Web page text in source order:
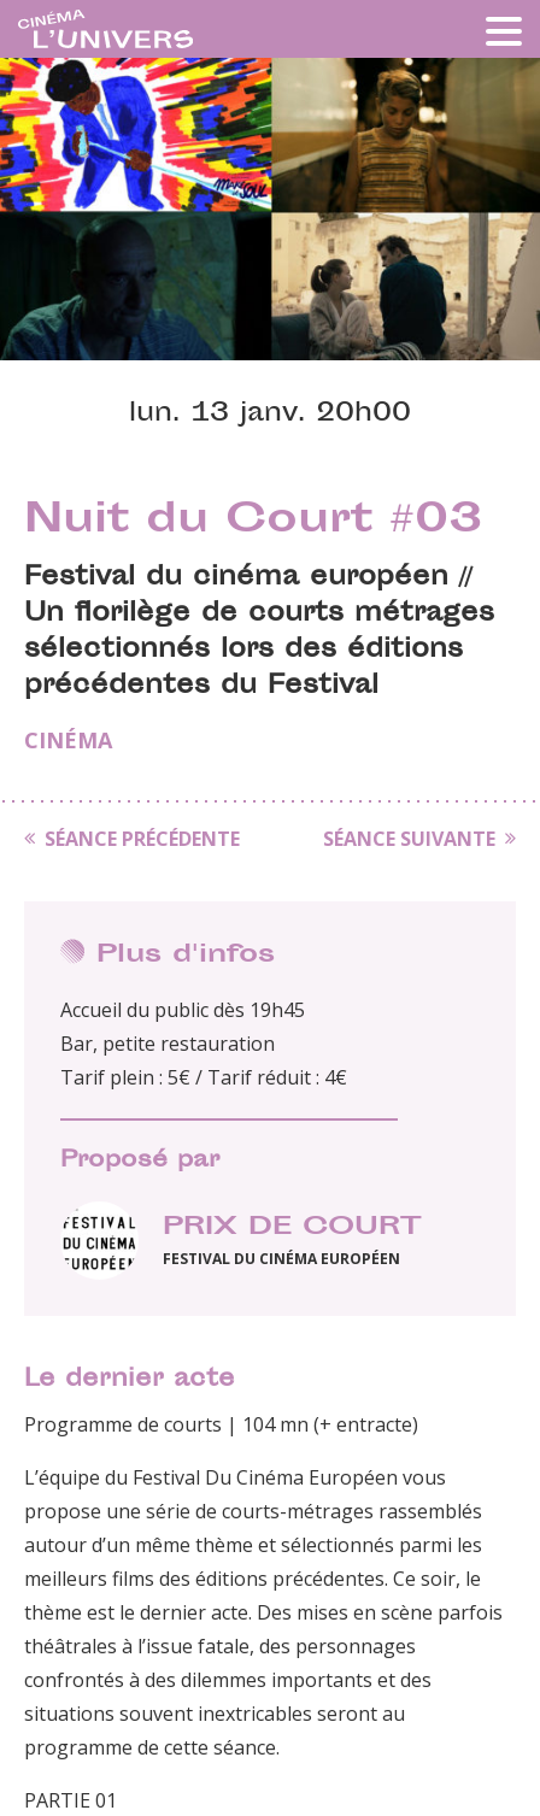
lun. 13 janv. 20h00
Nuit du Court #03
Festival du cinéma européen //
Un florilège de courts métrages
sélectionnés lors des éditions
précédentes du Festival
CINÉMA
SÉANCE PRÉCÉDENTE SÉANCE SUIVANTE
Plus d'infos
Accueil du public dès 19h45
Bar, petite restauration
Tarif plein : 5€ / Tarif réduit : 4€
Proposé par
PRIX DE COURT
FESTIVAL DU CINÉMA EUROPÉEN
Le dernier acte
Programme de courts | 104 mn (+ entracte)
L’équipe du Festival Du Cinéma Européen vous
propose une série de courts-métrages rassemblés
autour d’un même thème et sélectionnés parmi les
meilleurs films des éditions précédentes. Ce soir, le
thème est le dernier acte. Des mises en scène parfois
théâtrales à l’issue fatale, des personnages
confrontés à des dilemmes importants et des
situations souvent inextricables seront au
programme de cette séance.
PARTIE 01